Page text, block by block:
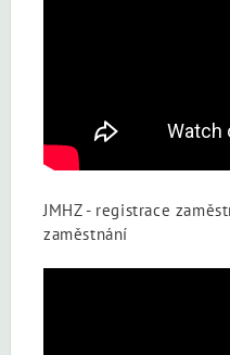
JMHZ - registrace
zaměstnání